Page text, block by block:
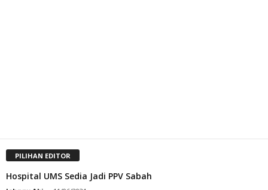
PILIHAN EDITOR
Hospital UMS Sedia Jadi PPV Sabah